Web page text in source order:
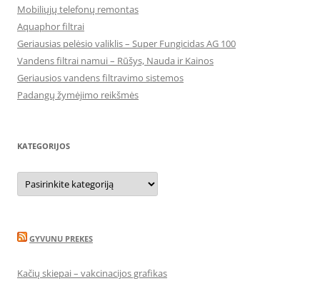
Mobiliųjų telefonų remontas
Aquaphor filtrai
Geriausias pelėsio valiklis – Super Fungicidas AG 100
Vandens filtrai namui – Rūšys, Nauda ir Kainos
Geriausios vandens filtravimo sistemos
Padangų žymėjimo reikšmės
KATEGORIJOS
Kategorijos
GYVUNU PREKES
Kačių skiepai – vakcinacijos grafikas